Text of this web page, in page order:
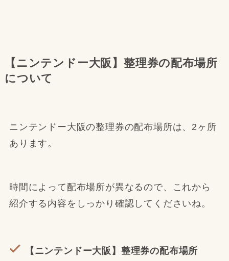
【ニンテンドー大阪】整理券の配布場所
について
ニンテンドー大阪の整理券の配布場所は、2ヶ所
あります。
時間によって配布場所が異なるので、これから
紹介する内容をしっかり確認してくださいね。
【ニンテンドー大阪】整理券の配布場所